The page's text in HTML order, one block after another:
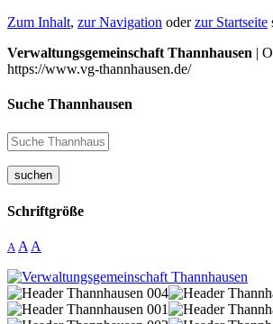
Zum Inhalt, zur Navigation oderzur Startseite
Verwaltungsgemeinschaft Thannhausen |
https://www.vg-thannhausen.de/
Suche Thannhausen
suchen
Schriftgröße
A A A